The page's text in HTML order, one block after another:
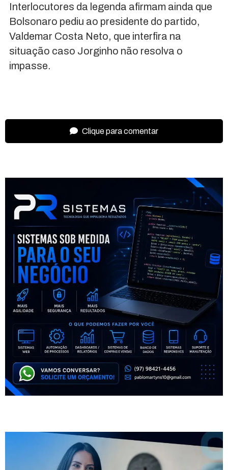
Interlocutores da legenda afirmam ainda que
Bolsonaro pediu ao presidente do partido,
Valdemar Costa Neto, que interfira na
situação caso Jorginho não resolva o
impasse.
Clique para comentar